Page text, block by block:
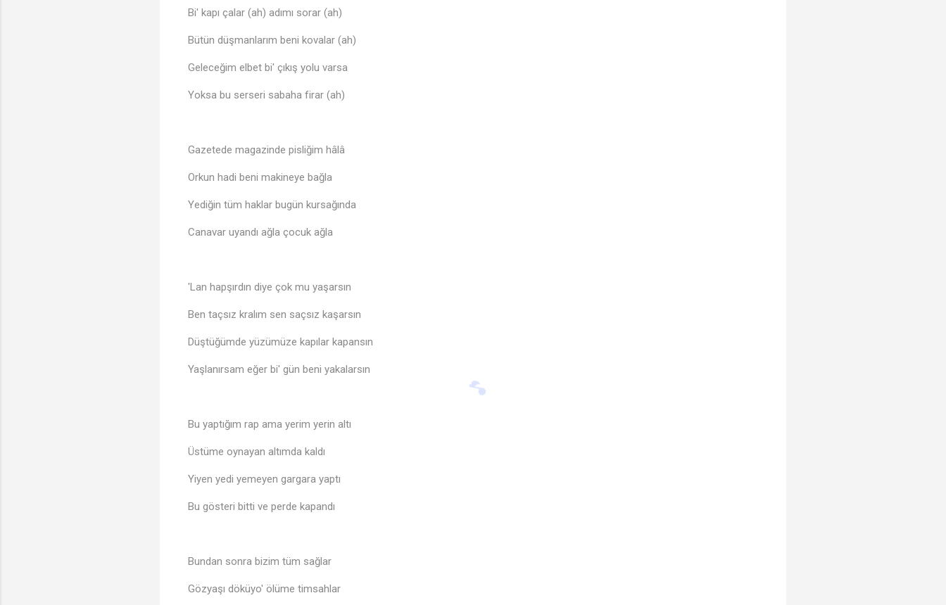
Bi' kapı çalar (ah) adımı sorar (ah)
Bütün düşmanlarım beni kovalar (ah)
Geleceğim elbet bi' çıkış yolu varsa
Yoksa bu serseri sabaha firar (ah)
Gazetede magazinde pisliğim hâlâ
Orkun hadi beni makineye bağla
Yediğin tüm haklar bugün kursağında
Canavar uyandı ağla çocuk ağla
'Lan hapşırdın diye çok mu yaşarsın
Ben taçsız kralım sen saçsız kaşarsın
Düştüğümde yüzümüze kapılar kapansın
Yaşlanırsam eğer bi' gün beni yakalarsın
Bu yaptığım rap ama yerim yerin altı
Üstüme oynayan altımda kaldı
Yiyen yedi yemeyen gargara yaptı
Bu gösteri bitti ve perde kapandı
Bundan sonra bizim tüm sağlar
Gözyaşı döküyo' ölüme timsahlar
♪